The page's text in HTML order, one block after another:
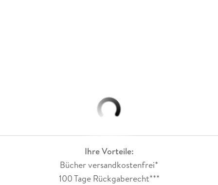
Ihre Vorteile:
Bücher versandkostenfrei*
100 Tage Rückgaberecht***